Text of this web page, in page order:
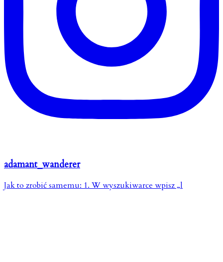
adamant_wanderer
Jak to zrobić samemu: 1. W wyszukiwarce wpisz „l